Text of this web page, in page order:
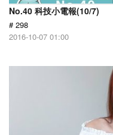
No.40 科技小電報(10/7)
# 298
2016-10-07 01:00